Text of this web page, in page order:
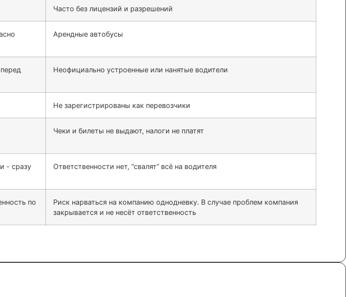
Часто без лицензий и разрешений
Арендные автобусы
Неофициально устроенные или нанятые водители
Не зарегистрированы как перевозчики
Чеки и билеты не выдают, налоги не платят
- сразу
Ответственности нет, “свалят” всё на водителя
по
Риск нарваться на компанию однодневку. В случае проблем компания
закрывается и не несёт ответственность